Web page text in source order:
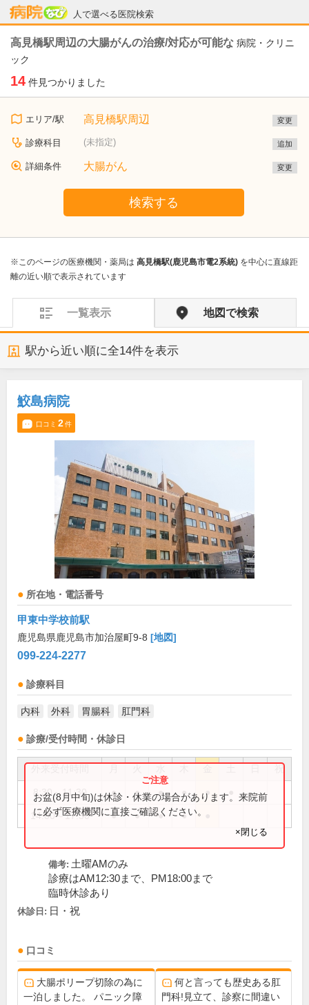
人で選べる医院検索
病院なび
高見橋駅周辺の大腸がんの治療/対応が可能な 病院・クリニ
ック
14 件見つかりました
エリア/駅 高見橋駅周辺 変更
診療科目 (未指定) 追加
詳細条件 大腸がん 変更
検索する
※このページの医療機関・薬局は 高見橋駅(鹿児島市電2系統) を中心に直線距
離の近い順で表示されています
一覧表示 地図で検索
駅から近い順に全14件を表示
鮫島病院
口コミ 2件
所在地・電話番号
甲東中学校前駅
鹿児島県鹿児島市加治屋町9-8 [地図]
099-224-2277
診療科目
内科 外科 胃腸科 肛門科
診療/受付時間・休診日
祝
8:30～11:30 ● ● ● ● ●
14:00～17:30 ● ● ● ●
お盆(8月中旬)は休診・休業の場合があります。来院前
に必ず医療機関に直接ご確認ください。
×閉じる
備考: 土曜AMのみ
診療はAM12:30まで、PM18:00まで
臨時休診あり
休診日: 日・祝
口コミ
大腸ポリープ切除の為に
一泊しました。 パニック障
何と言っても歴史ある肛
門科!見立て、診察に間違い